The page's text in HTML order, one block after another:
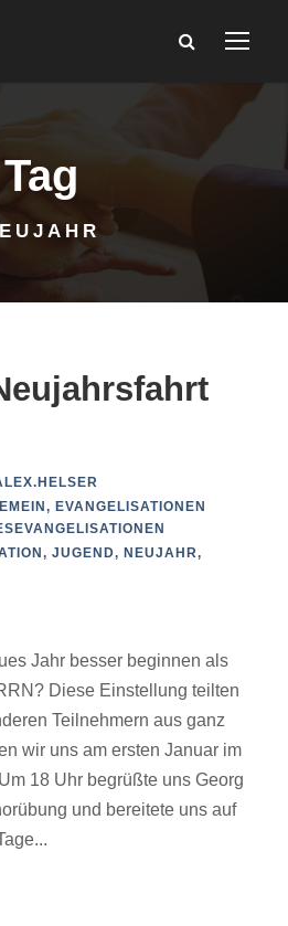
Tag
, EVANGELISATIONEN
, JUGEND, NEUJAHR,
Jahr besser beginnen als
Diese Einstellung teilten
Teilnehmern aus ganz
wir uns am ersten Januar im
18 Uhr begrüßte uns Georg
und bereitete uns auf